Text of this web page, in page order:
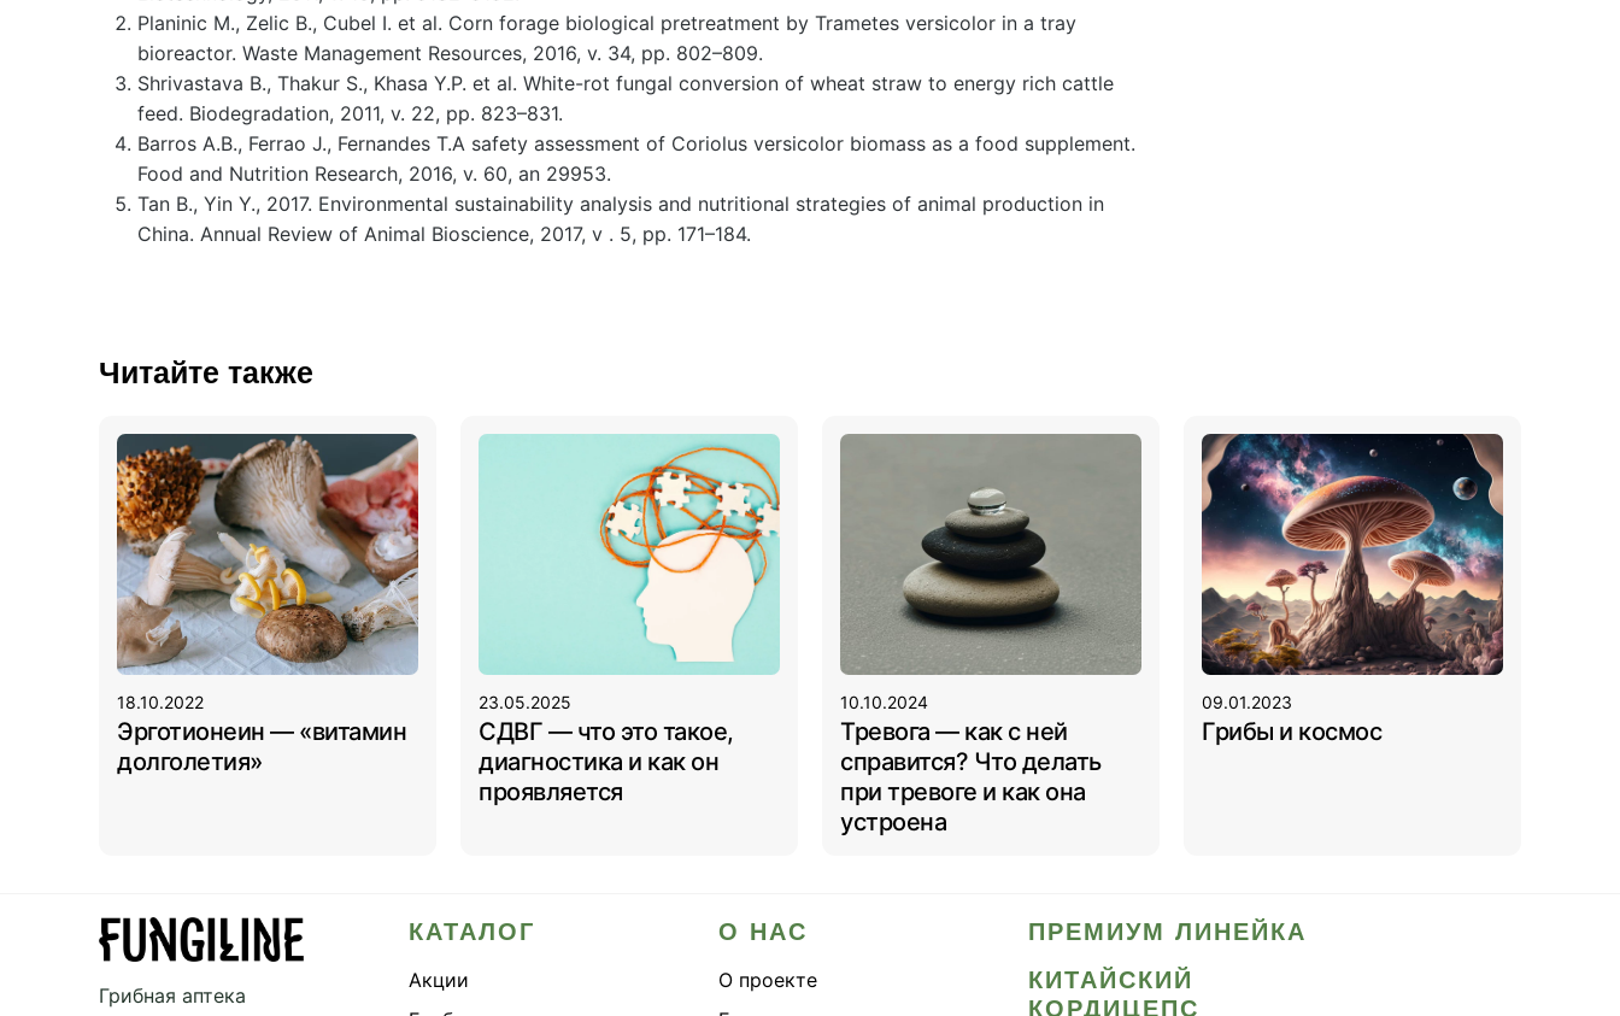
Planinic M., Zelic B., Cubel I. et al. Corn forage biological pretreatment by Trametes versicolor in a tray
bioreactor. Waste Management Resources, 2016, v. 34, pp. 802–809.
Shrivastava B., Thakur S., Khasa Y.P. et al. White-rot fungal conversion of wheat straw to energy rich cattle
feed. Biodegradation, 2011, v. 22, pp. 823–831.
Barros A.B., Ferrao J., Fernandes T.A safety assessment of Coriolus versicolor biomass as a food supplement.
Food and Nutrition Research, 2016, v. 60, an 29953.
Tan B., Yin Y., 2017. Environmental sustainability analysis and nutritional strategies of animal production in
China. Annual Review of Animal Bioscience, 2017, v . 5, pp. 171–184.
Читайте также
18.10.2022
Эрготионеин — «витамин
долголетия»
23.05.2025
СДВГ — что это такое,
диагностика и как он
проявляется
10.10.2024
Тревога — как с ней
справится? Что делать
при тревоге и как она
устроена
09.01.2023
Грибы и космос
Грибная аптека
КАТАЛОГ
Акции
О НАС
О проекте
ПРЕМИУМ ЛИНЕЙКА
КИТАЙСКИЙ
КОРДИЦЕПС